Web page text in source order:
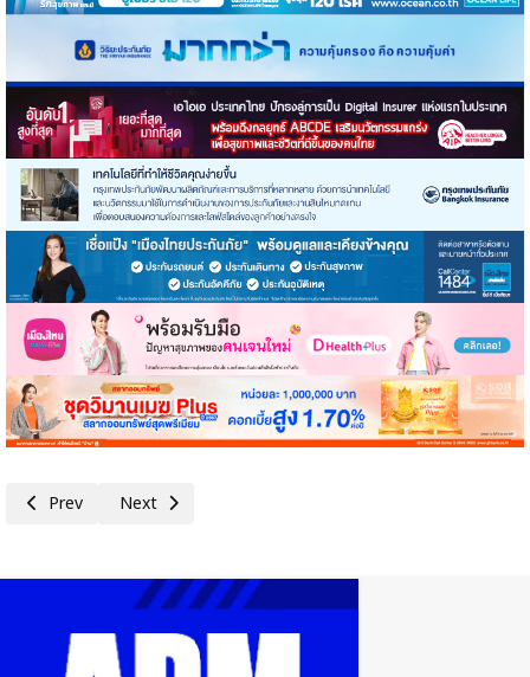
Previous article: เศรษฐกิจไทยเดือน เม.ย. โดยรวมชะลอตัวจากเดือนก่อน โด
Prev Next article: 'ปิดหนี้ไว ไปต่อได้ : ทางออกของคนอยากเริ่มใหม่'
Next